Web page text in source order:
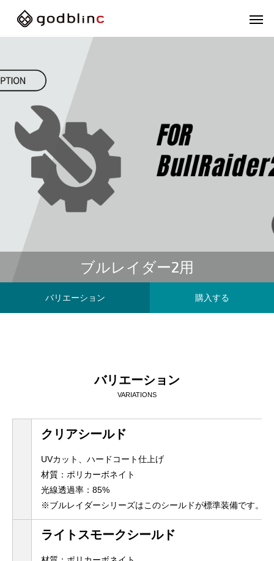
フルフェイス
FULL-FACE
スポー
ブルレイダー2用
バリエーション 購入する
バリエーション
VARIATIONS
クリアシールド
UVカット、ハードコート仕上げ
材質：ポリカーボネイト
光線透過率：85%
※ブルレイダーシリーズはこのシールドが標準装備です。
ライトスモークシールド